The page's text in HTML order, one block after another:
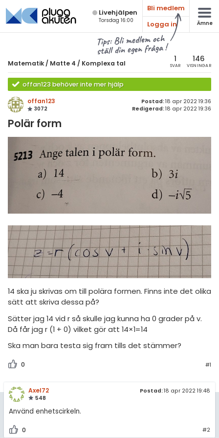
Live­hjälpen
Torsdag 16:00
Bli medlem
Logga in
Ämne
Tips: Bli medlem och
ställ din egen fråga !
Matematik / Matte 4 / Komplexa tal 1
SVAR
146
VISNINGAR
offan123 behöver inte mer hjälp
offan123
3072
Postad:18 apr 2022 19:36
Redigerad:18 apr 2022 19:36
Polär form
14 ska ju skrivas om till polära formen. Finns inte det olika
sätt att skriva dessa på?
Sätter jag 14 vid r så skulle jag kunna ha 0 grader på v.
Då får jag r (1 + 0) vilket gör att 14×1=14
Ska man bara testa sig fram tills det stämmer?
0 #1
Axel72
548
Postad:18 apr 2022 19:48
Använd enhetscirkeln.
0 #2
Alla ämnen
Alla trådar
7
8
9
Matematik
Matte 4
Alla trådar
Bevismetoder
Derivata
Grafer och asymptoter
tillämpningar
Komplexa tal
Livehjälpen
Topplistor
Regler
2 inloggade
Om Pluggakuten
Cookie-inställningar
högskolan
(mattedelen)
diskussioner
& Bygg
ämnen
diskussioner